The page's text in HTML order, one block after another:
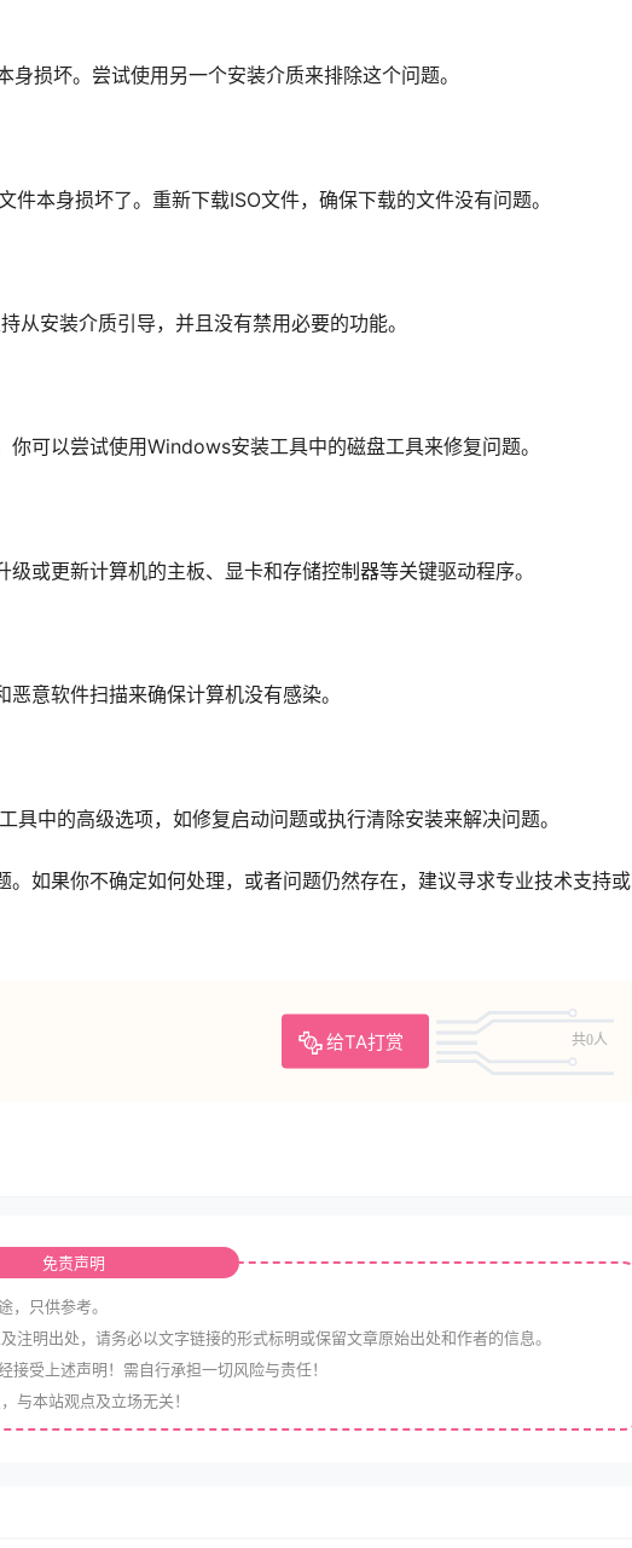
损坏。尝试使用另一个安装介质来排除这个问题。
本身损坏了。重新下载ISO文件，确保下载的文件没有问题。
从安装介质引导，并且没有禁用必要的功能。
可以尝试使用Windows安装工具中的磁盘工具来修复问题。
或更新计算机的主板、显卡和存储控制器等关键驱动程序。
意软件扫描来确保计算机没有感染。
中的高级选项，如修复启动问题或执行清除安装来解决问题。
如果你不确定如何处理，或者问题仍然存在，建议寻求专业技术支持或
给TA打赏 共0人
免责声明
只供参考。
明出处，请务必以文字链接的形式标明或保留文章原始出处和作者的信息。
受上述声明！需自行承担一切风险与责任！
与本站观点及立场无关！